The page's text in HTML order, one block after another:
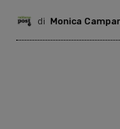
di Monica